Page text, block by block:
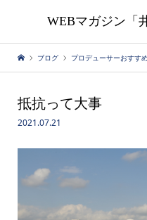
WEBマガジン「
ブログ プロデューサーおすす
抵抗って大事
2021.07.21